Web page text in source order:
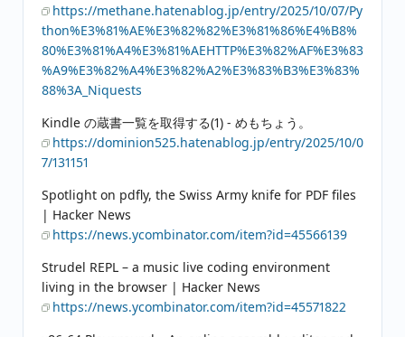
https://methane.hatenablog.jp/entry/2025/10/07/Py
thon%E3%81%AE%E3%82%82%E3%81%86%E4%B8%
80%E3%81%A4%E3%81%AEHTTP%E3%82%AF%E3%83
%A9%E3%82%A4%E3%82%A2%E3%83%B3%E3%83%
88%3A_Niquests
Kindle の蔵書一覧を取得する(1) - めもちょう。
https://dominion525.hatenablog.jp/entry/2025/10/0
7/131151
Spotlight on pdfly, the Swiss Army knife for PDF files
| Hacker News
https://news.ycombinator.com/item?id=45566139
Strudel REPL – a music live coding environment
living in the browser | Hacker News
https://news.ycombinator.com/item?id=45571822